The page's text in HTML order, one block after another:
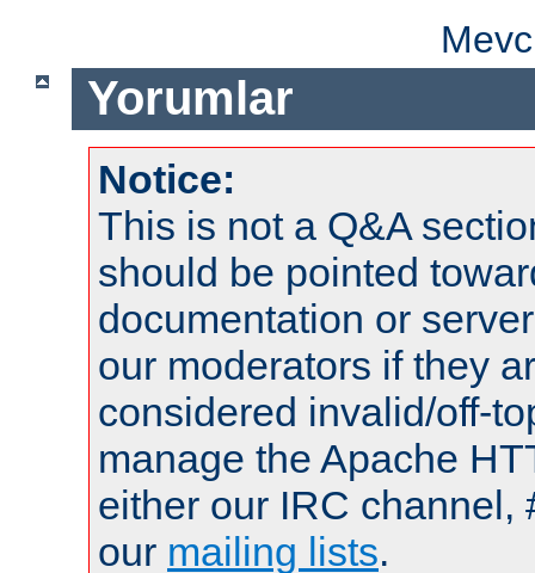
Yorumlar
Notice:
This is not a Q&A
should be pointed
documentation or
our moderators if they
considered invalid/off-
manage the Apache
either our IRC channel,
our mailing lists.